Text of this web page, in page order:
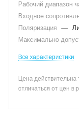
Рабочий диапазон
Входное
Поляризация
—
Максимально
Все характеристики
Цена действительна
отличаться от цен в